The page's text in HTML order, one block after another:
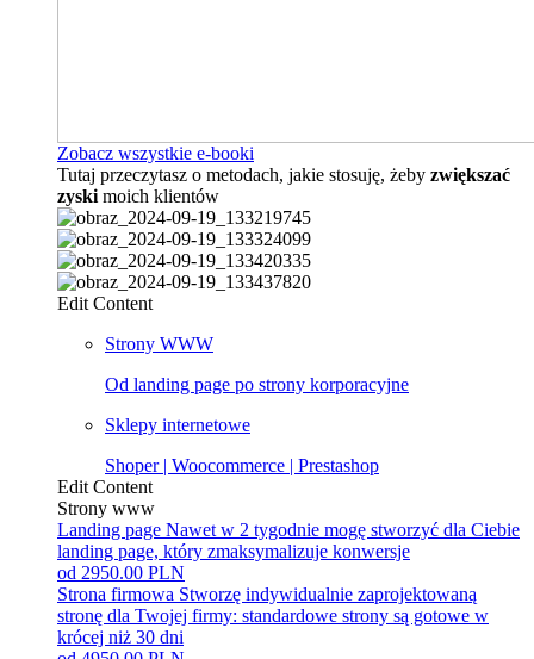
Zobacz wszystkie e-booki
Tutaj przeczytasz o metodach, jakie stosuję, żeby zwiększać
zyski moich klientów
Edit Content
Strony WWW
Od landing page po strony korporacyjne
Sklepy internetowe
Shoper | Woocommerce | Prestashop
Edit Content
Strony www
Landing page Nawet w 2 tygodnie mogę stworzyć dla Ciebie
landing page, który zmaksymalizuje konwersje
od 2950.00 PLN
Strona firmowa Stworzę indywidualnie zaprojektowaną
stronę dla Twojej firmy: standardowe strony są gotowe w
krócej niż 30 dni